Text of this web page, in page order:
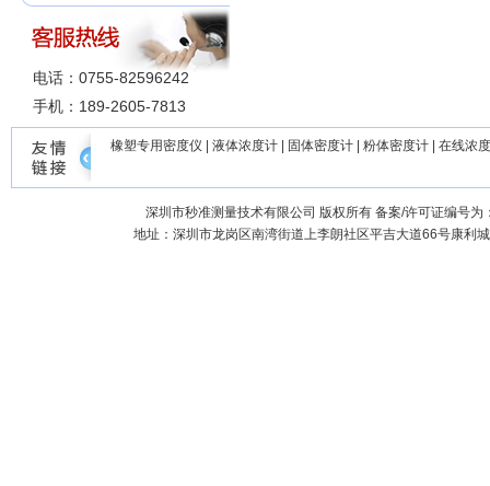
电话：0755-82596242
手机：189-2605-7813
橡塑专用密度仪 液体浓度计 固体密度计 粉体密度计 在线浓
深圳市秒准测量技术有限公司 版权所有 备案/许可证编号为
地址：深圳市龙岗区南湾街道上李朗社区平吉大道66号康利